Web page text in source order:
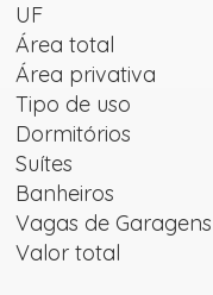
UF
Área total
Área privativa
Tipo de uso
Dormitórios
Suítes
Banheiros
Vagas de Garagens
Valor total